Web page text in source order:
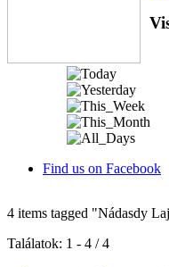
Find us on Facebook
4 items tagged "Nádasdy
Találatok: 1 - 4 / 4